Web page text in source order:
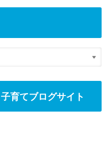
育てブログサイト